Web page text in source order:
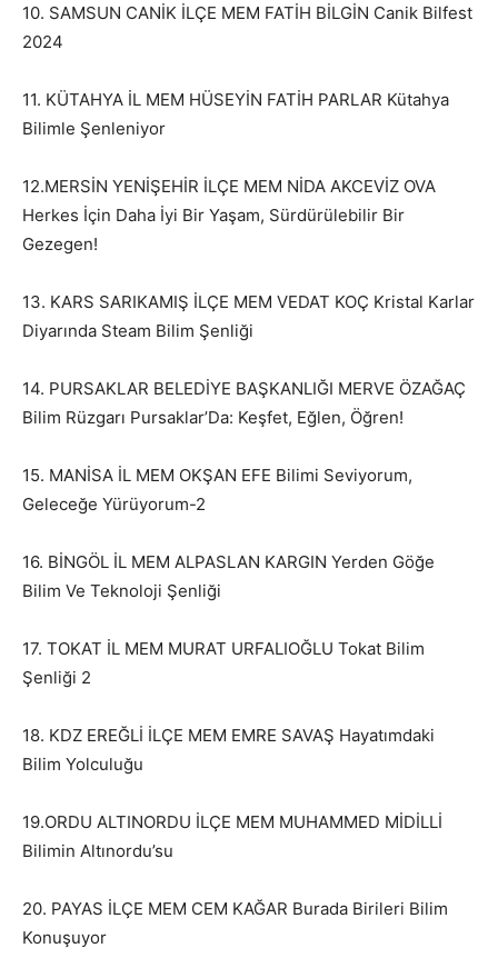
10. SAMSUN CANİK İLÇE MEM FATİH BİLGİN Canik Bilfest
2024
11. KÜTAHYA İL MEM HÜSEYİN FATİH PARLAR Kütahya
Bilimle Şenleniyor
12.MERSİN YENİŞEHİR İLÇE MEM NİDA AKCEVİZ OVA
Herkes İçin Daha İyi Bir Yaşam, Sürdürülebilir Bir
Gezegen!
13. KARS SARIKAMIŞ İLÇE MEM VEDAT KOÇ Kristal Karlar
Diyarında Steam Bilim Şenliği
14. PURSAKLAR BELEDİYE BAŞKANLIĞI MERVE ÖZAĞAÇ
Bilim Rüzgarı Pursaklar’Da: Keşfet, Eğlen, Öğren!
15. MANİSA İL MEM OKŞAN EFE Bilimi Seviyorum,
Geleceğe Yürüyorum-2
16. BİNGÖL İL MEM ALPASLAN KARGIN Yerden Göğe
Bilim Ve Teknoloji Şenliği
17. TOKAT İL MEM MURAT URFALIOĞLU Tokat Bilim
Şenliği 2
18. KDZ EREĞLİ İLÇE MEM EMRE SAVAŞ Hayatımdaki
Bilim Yolculuğu
19.ORDU ALTINORDU İLÇE MEM MUHAMMED MİDİLLİ
Bilimin Altınordu’su
20. PAYAS İLÇE MEM CEM KAĞAR Burada Birileri Bilim
Konuşuyor